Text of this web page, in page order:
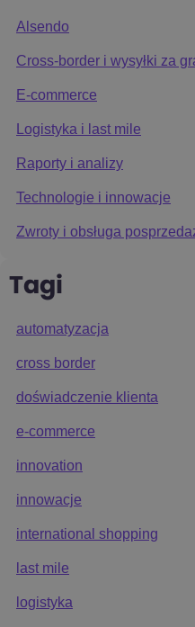
Alsendo
Cross-border i wysyłki za
E-commerce
Logistyka i last mile
Raporty i analizy
Technologie i innowacje
Zwroty i obsługa
Tagi
automatyzacja
cross border
doświadczenie klienta
e-commerce
innovation
innowacje
international shopping
last mile
logistyka